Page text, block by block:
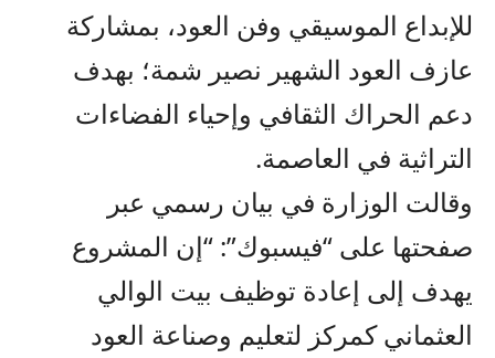
للإبداع الموسيقي وفن العود، بمشاركة
عازف العود الشهير نصير شمة؛ بهدف
دعم الحراك الثقافي وإحياء الفضاءات
التراثية في العاصمة.
وقالت الوزارة في بيان رسمي عبر
صفحتها على “فيسبوك”: “إن المشروع
يهدف إلى إعادة توظيف بيت الوالي
العثماني كمركز لتعليم وصناعة العود